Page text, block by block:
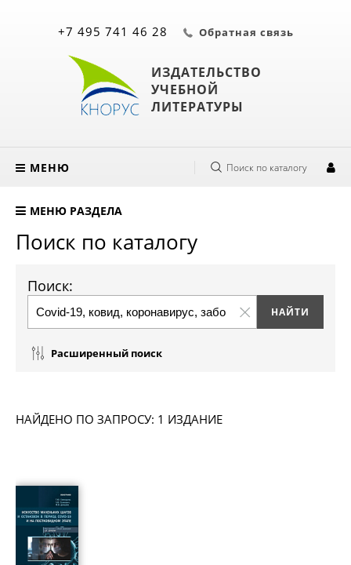
ИЗДАТЕЛЬСТВО
УЧЕБНОЙ
ЛИТЕРАТУРЫ
+7 495 741 46 28 Обратная связь
МЕНЮ Поиск по каталогу
МЕНЮ РАЗДЕЛА
Поиск по каталогу
Поиск:
Расширенный поиск
НАЙДЕНО ПО ЗАПРОСУ: 1 ИЗДАНИЕ